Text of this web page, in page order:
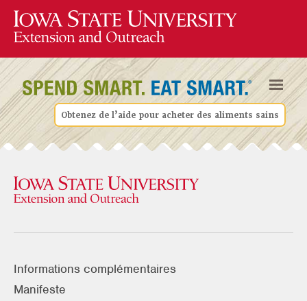
Obtenez de l’aide pour acheter des aliments sains
Informations complémentaires
Manifeste